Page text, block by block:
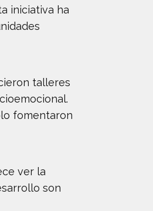
iniciativa ha
talleres
fomentaron
ver la
son